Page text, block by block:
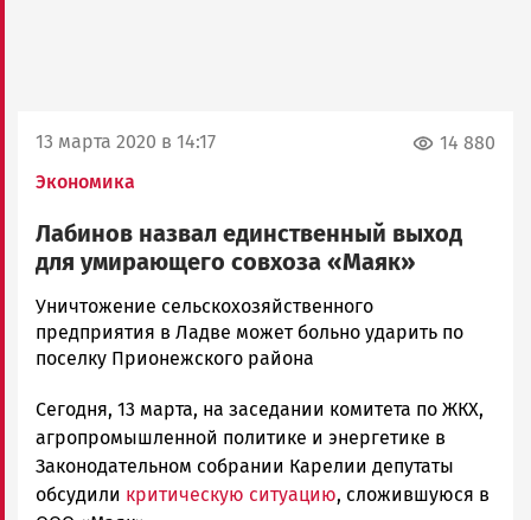
13 марта 2020 в 14:17
Экономика
14 880
Лабинов назвал единственный выход
для умирающего совхоза «Маяк»
Ольга
Гаврилова
Новости
и
Карелии
|
Петрозаводск
ГОВОРИТ
Уничтожение сельскохозяйственного
предприятия в Ладве может больно ударить по
поселку Прионежского района
Сегодня, 13 марта, на заседании комитета по ЖКХ,
агропромышленной политике и энергетике в
Законодательном собрании Карелии депутаты
обсудили критическую ситуацию, сложившуюся в